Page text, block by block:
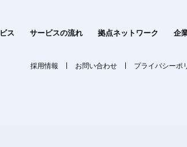
ス サービスの流れ 拠点ネットワーク 企
採用情報 お問い合わせ プライバシーポ